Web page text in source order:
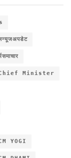
Minister
YOGI